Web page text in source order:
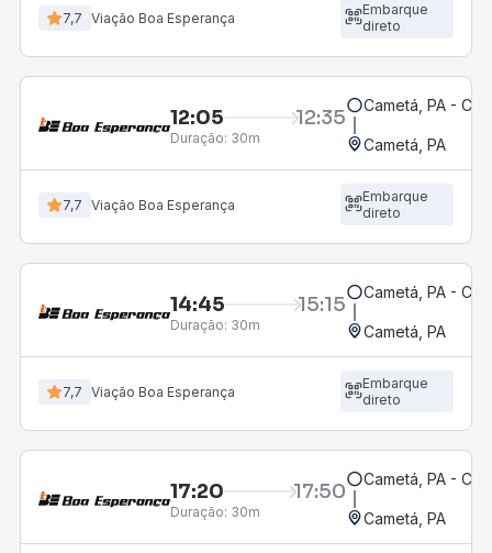
7,7 Viação Boa Esperança
Embarque
direto
12:05 12:35
Duração: 30m
Cametá, PA -
Cametá, PA
7,7 Viação Boa Esperança
Embarque
direto
14:45 15:15
Duração: 30m
Cametá, PA -
Cametá, PA
7,7 Viação Boa Esperança
Embarque
direto
17:20 17:50
Duração: 30m
Cametá, PA -
Cametá, PA